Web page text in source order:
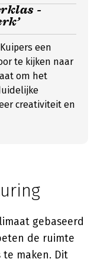
-
een
te kijken naar
om het
creativiteit en
gebaseerd
de ruimte
te maken. Dit